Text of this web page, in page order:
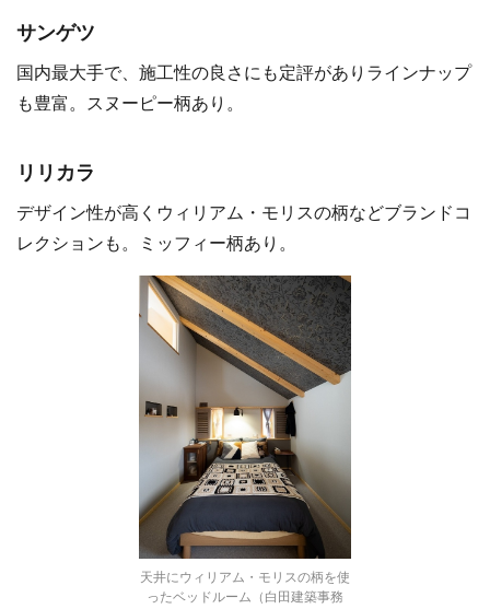
サンゲツ
国内最大手で、施工性の良さにも定評がありラインナップ
も豊富。スヌーピー柄あり。
リリカラ
デザイン性が高くウィリアム・モリスの柄などブランドコ
レクションも。ミッフィー柄あり。
天井にウィリアム・モリスの柄を使
ったベッドルーム（白田建築事務